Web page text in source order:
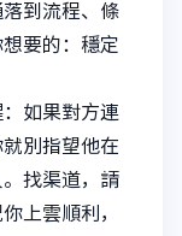
到流程、條
要的：穩定
如果對方連
別指望他在
找渠道，請
上雲順利，